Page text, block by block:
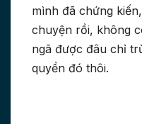
mình đã chứng
chuyện rồi, không
ngã được đâu chỉ
quyền đó thôi.